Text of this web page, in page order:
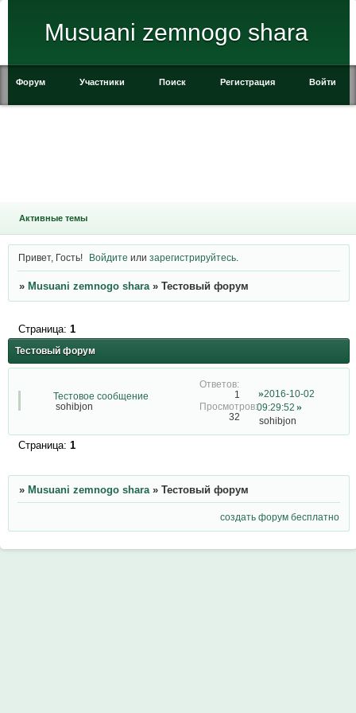
Musuani zemnogo shara
Форум Участники Поиск Регистрация Войти
Активные темы
Привет, Гость! Войдите илизарегистрируйтесь
» Musuani zemnogo shara » Тестовый форум
Тестовый форум
Страница: 1
Тестовое сообщение
sohibjon
1
32
2016-10-02
09:29:52
sohibjon
Страница: 1
» Musuani zemnogo shara » Тестовый форум
создать форум бесплатно